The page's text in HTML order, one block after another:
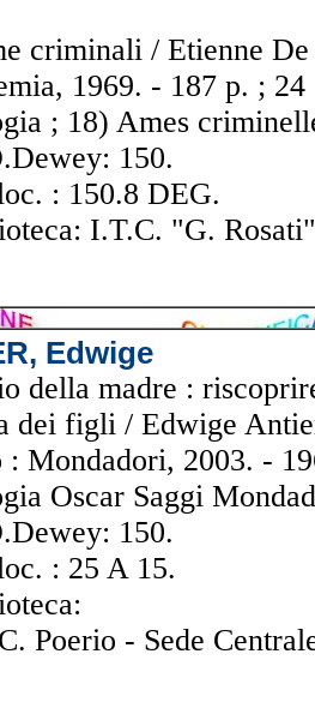
criminali / Etienne
1969. - 187 p. ;
; 18) Ames
150.
: 150.8 DEG.
I.T.C. "G. Rosati"
Edwige
della madre :
dei figli / Edwige
Mondadori, 2003. -
Oscar Saggi
150.
: 25 A 15.
Poerio - Sede